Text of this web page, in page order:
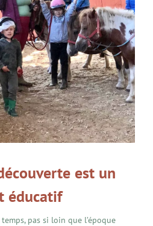
est un
éducatif
pas si loin que l’époque